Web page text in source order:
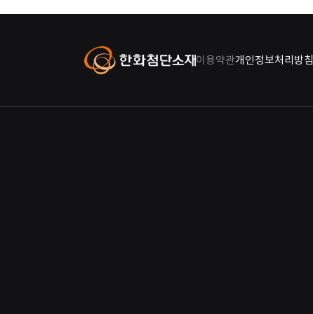
이용약관개인정보처리방침